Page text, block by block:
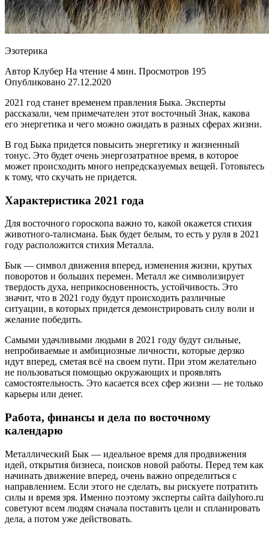
Эзотерика
Автор Клубер На чтение 4 мин. Просмотров 195
Опубликовано 27.12.2020
2021 год станет временем правления Быка. Эксперты
рассказали, чем примечателен этот восточный Знак, какова
его энергетика и чего можно ожидать в разных сферах жизни.
В год Быка придется повысить энергетику и жизненный
тонус. Это будет очень энергозатратное время, в которое
может происходить много непредсказуемых вещей. Готовьтесь
к тому, что скучать не придется.
Характеристика 2021 года
Для восточного гороскопа важно то, какой окажется стихия
животного-талисмана. Бык будет белым, то есть у руля в 2021
году расположится стихия Металла.
Бык — символ движения вперед, изменения жизни, крутых
поворотов и больших перемен. Металл же символизирует
твердость духа, неприкосновенность, устойчивость. Это
значит, что в 2021 году будут происходить различные
ситуации, в которых придется демонстрировать силу воли и
желание победить.
Самыми удачливыми людьми в 2021 году будут сильные,
непробиваемые и амбициозные личности, которые дерзко
идут вперед, сметая всё на своем пути. При этом желательно
не пользоваться помощью окружающих и проявлять
самостоятельность. Это касается всех сфер жизни — не только
карьеры или денег.
Работа, финансы и дела по восточному
календарю
Металлический Бык — идеальное время для продвижения
идей, открытия бизнеса, поисков новой работы. Перед тем как
начинать движение вперед, очень важно определиться с
направлением. Если этого не сделать, вы рискуете потратить
силы и время зря. Именно поэтому эксперты сайта dailyhoro.ru
советуют всем людям сначала поставить цели и спланировать
дела, а потом уже действовать.